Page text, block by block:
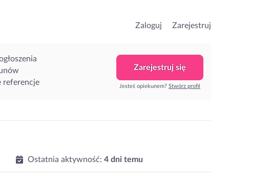
Zaloguj Zarejestruj
referencje
Zarejestruj się
Jesteś opiekunem? Stwórz profil
Ostatnia aktywność: 4 dni temu